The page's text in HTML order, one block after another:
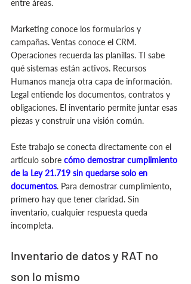
entre áreas.
Marketing conoce los formularios y
campañas. Ventas conoce el CRM.
Operaciones recuerda las planillas. TI sabe
qué sistemas están activos. Recursos
Humanos maneja otra capa de información.
Legal entiende los documentos, contratos y
obligaciones. El inventario permite juntar esas
piezas y construir una visión común.
Este trabajo se conecta directamente con el
artículo sobre cómo demostrar cumplimiento
de la Ley 21.719 sin quedarse solo en
documentos. Para demostrar cumplimiento,
primero hay que tener claridad. Sin
inventario, cualquier respuesta queda
incompleta.
Inventario de datos y RAT no
son lo mismo